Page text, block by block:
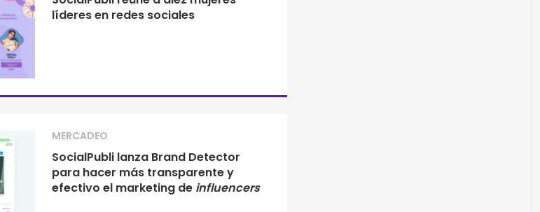
líderes en redes sociales
MERCADEO
SocialPubli lanza Brand Detector
para hacer más transparente y
efectivo el marketing de influencers